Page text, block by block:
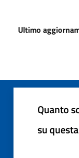
Ultimo
Quanto
su